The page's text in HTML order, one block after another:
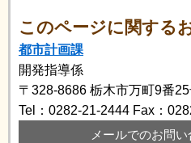
このページに関する
都市計画課
開発指導係
〒328-8686 栃木市万町9番
Tel：0282-21-2444 Fax：
メールでのお問